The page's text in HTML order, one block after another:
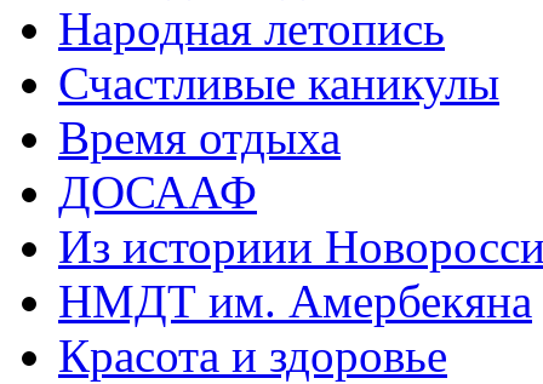
Народная летопись
Счастливые каникулы
Время отдыха
ДОСААФ
Из историии
НМДТ им. Амербекяна
Красота и здоровье